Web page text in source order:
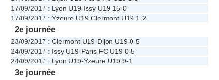
17/09/2017 : Lyon U19-Issy U19 15-0
17/09/2017 : Yzeure U19-Clermont U19 1-2
2e journée
23/09/2017 : Clermont U19-Dijon U19 0-5
24/09/2017 : Issy U19-Paris FC U19 0-5
24/09/2017 : Lyon U19-Yzeure U19 9-1
3e journée